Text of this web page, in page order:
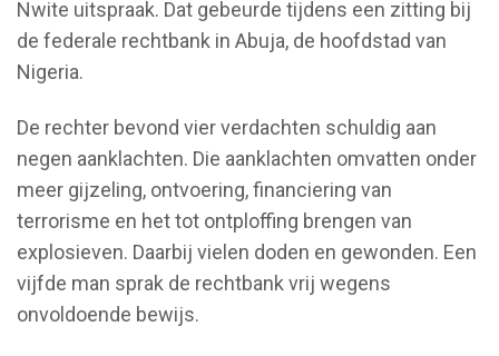
Nwite uitspraak. Dat gebeurde tijdens een zitting bij
de federale rechtbank in Abuja, de hoofdstad van
Nigeria.
De rechter bevond vier verdachten schuldig aan
negen aanklachten. Die aanklachten omvatten onder
meer gijzeling, ontvoering, financiering van
terrorisme en het tot ontploffing brengen van
explosieven. Daarbij vielen doden en gewonden. Een
vijfde man sprak de rechtbank vrij wegens
onvoldoende bewijs.